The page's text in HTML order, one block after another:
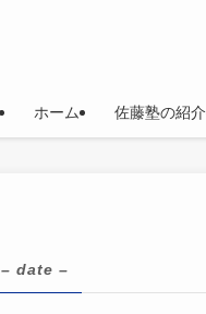
ホーム 佐藤塾の紹介
– date –